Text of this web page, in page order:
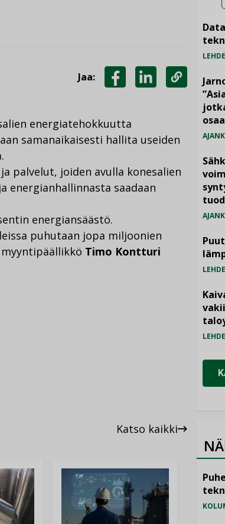
Jaa:
LINKEDINISSÄ
KOPIOI
LINKKI
energiatehokkuutta
samanaikaisesti hallita useiden
palvelut, joiden avulla konesalien
saadaan
energiansäästö.
puhutaan jopa miljoonien
Timo Kontturi
Katso kaikki